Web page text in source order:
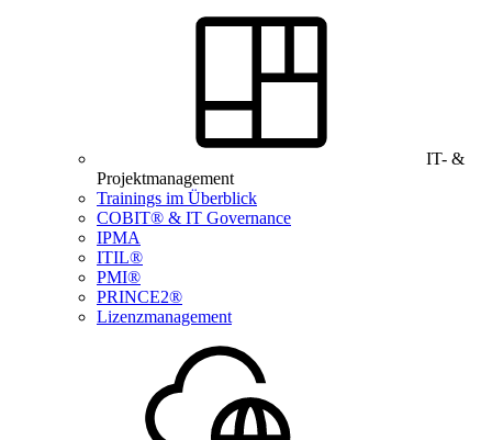
IT- &
Projektmanagement
Trainings im Überblick
COBIT® & IT Governance
IPMA
ITIL®
PMI®
PRINCE2®
Lizenzmanagement